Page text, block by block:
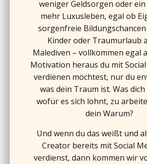
weniger Geldsorgen oder
mehr Luxusleben, egal ob
sorgenfreie
Kinder oder Traumurlaub
Malediven – vollkommen egal
Motivation heraus du mit Social
verdienen möchtest, nur du
was dein Traum ist. Was
wofür es sich lohnt, zu
dein Warum?
Und wenn du das weißt und
Creator bereits mit Social
verdienst, dann kommen wir